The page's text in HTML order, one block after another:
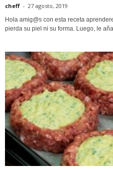
cheff - 27 agosto, 2019
Hola amig@s con esta receta
pierda su piel ni su forma. Luego, le